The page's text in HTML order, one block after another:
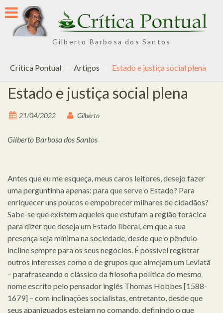
Skip
to
content
Gilberto Barbosa dos Santos
Critica Pontual Artigos Estado e justiça social plena
Estado e justiça social plena
21/04/2022 Gilberto
Gilberto Barbosa dos Santos
Antes que eu me esqueça, meus caros leitores, desejo fazer
uma perguntinha apenas: para que serve o Estado? Para
enriquecer uns poucos e empobrecer milhares de cidadãos?
Sabe-se que existem aqueles que estufam a região torácica
para dizer que deseja um Estado liberal, em que a sua
presença seja mínima na sociedade, desde que o pêndulo
incline sempre para os seus negócios. É possível registrar
outros interesses como o de grupos que almejam um Leviatã
– parafraseando o clássico da filosofia política do mesmo
nome escrito pelo pensador inglês Thomas Hobbes [1588-
1679] – com inclinações socialistas, entretanto, desde que
seus apaniguados estejam no comando, definindo o que